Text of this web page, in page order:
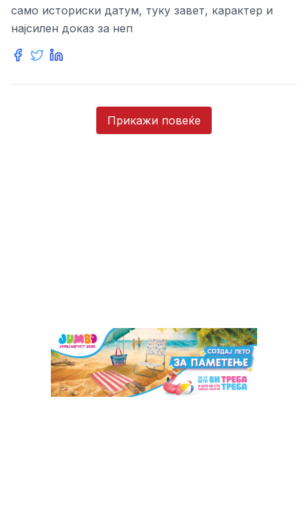
само историски датум, туку завет, карактер и
најсилен доказ за неп
Прикажи повеќе